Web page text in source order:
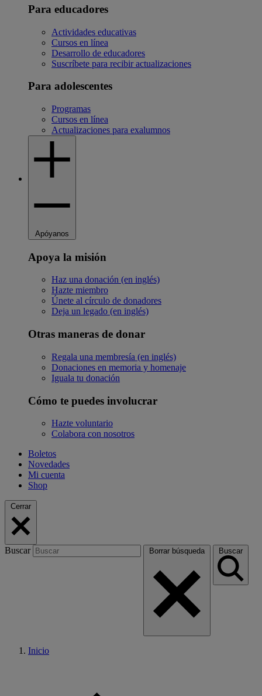
Para educadores
Actividades educativas
Cursos en línea
Desarrollo de educadores
Suscríbete para recibir actualizaciones
Para adolescentes
Programas
Cursos en línea
Actualizaciones para exalumnos
Apóyanos
Apoya la misión
Haz una donación (en inglés)
Hazte miembro
Únete al círculo de donadores
Deja un legado (en inglés)
Otras maneras de donar
Regala una membresía (en inglés)
Donaciones en memoria y homenaje
Iguala tu donación
Cómo te puedes involucrar
Hazte voluntario
Colabora con nosotros
Boletos
Novedades
Mi cuenta
Shop
Cerrar
Buscar Borrar búsqueda Buscar
Inicio